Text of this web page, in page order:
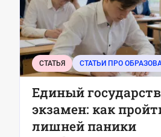
СТАТЬЯ СТАТЬИ ПРО
Единый
экзамен: как
лишней паники